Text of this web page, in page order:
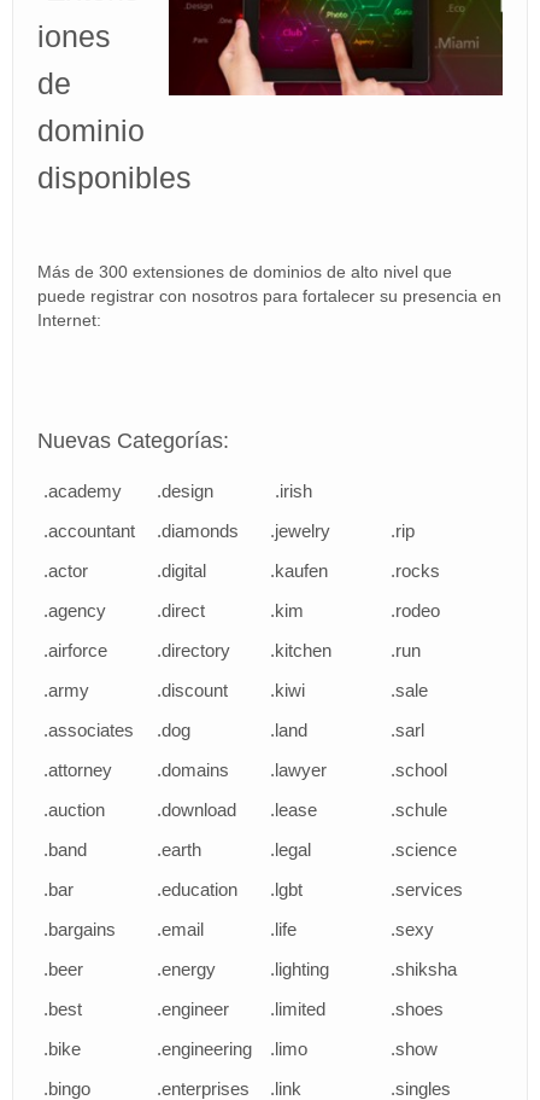
BLOG
Area de Clientes
miTienda
iones
de
dominio
disponibles
Más de 300 extensiones de dominios de alto nivel que
puede registrar con nosotros para fortalecer su presencia en
Internet:
Nuevas Categorías:
.academy
.accountant
.actor
.agency
.airforce
.army
.associates
.attorney
.auction
.band
.bar
.bargains
.beer
.best
.bike
.bingo
.design
.diamonds
.digital
.direct
.directory
.discount
.dog
.domains
.download
.earth
.education
.email
.energy
.engineer
.engineering
.enterprises
.irish
.jewelry
.kaufen
.kim
.kitchen
.kiwi
.land
.lawyer
.lease
.legal
.lgbt
.life
.lighting
.limited
.limo
.link
.rip
.rocks
.rodeo
.run
.sale
.sarl
.school
.schule
.science
.services
.sexy
.shiksha
.shoes
.show
.singles